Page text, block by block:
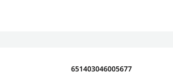
651403046005677